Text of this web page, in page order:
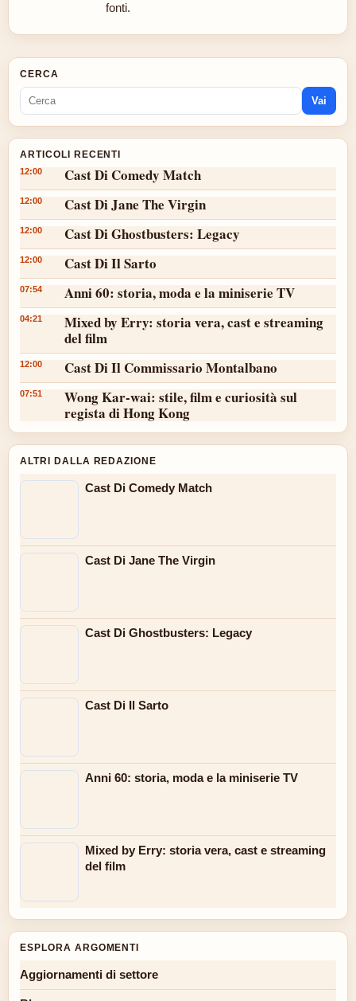
fonti.
CERCA
Vai
ARTICOLI RECENTI
12:00 Cast Di Comedy Match
12:00 Cast Di Jane The Virgin
12:00 Cast Di Ghostbusters: Legacy
12:00 Cast Di Il Sarto
07:54 Anni 60: storia, moda e la miniserie TV
04:21
Mixed by Erry: storia vera, cast e streaming
del film
12:00 Cast Di Il Commissario Montalbano
07:51
Wong Kar-wai: stile, film e curiosità sul
regista di Hong Kong
ALTRI DALLA REDAZIONE
Cast Di Comedy Match
Cast Di Jane The Virgin
Cast Di Ghostbusters: Legacy
Cast Di Il Sarto
Anni 60: storia, moda e la miniserie TV
Mixed by Erry: storia vera, cast e streaming
del film
ESPLORA ARGOMENTI
Aggiornamenti di settore